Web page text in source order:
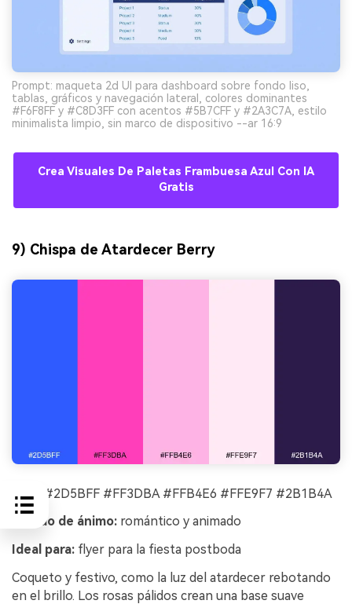
Prompt: maqueta 2d UI para dashboard sobre fondo liso,
tablas, gráficos y navegación lateral, colores dominantes
#F6F8FF y #C8D3FF con acentos #5B7CFF y #2A3C7A, estilo
minimalista limpio, sin marco de dispositivo --ar 16:9
Crea Visuales De Paletas Frambuesa Azul Con IA
Gratis
9) Chispa de Atardecer Berry
HEX:
#2D5BFF #FF3DBA #FFB4E6 #FFE9F7 #2B1B4A
Estado de ánimo: romántico y animado
Ideal para: flyer para la fiesta postboda
Coqueto y festivo, como la luz del atardecer rebotando
en el brillo. Los rosas pálidos crean una base suave